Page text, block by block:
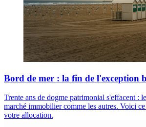
Bord de mer : la fin de l'exception
Trente ans de dogme patrimonial s'effacent :
marché immobilier comme les autres. Voici
votre allocation.